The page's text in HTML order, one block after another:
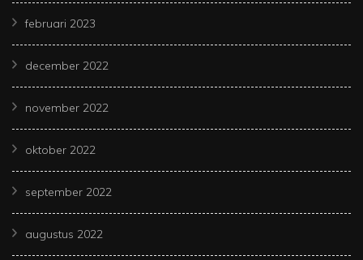
februari 2023
december 2022
november 2022
oktober 2022
september 2022
augustus 2022